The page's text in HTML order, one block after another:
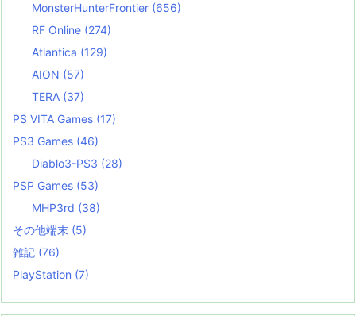
MonsterHunterFrontier (656)
RF Online (274)
Atlantica (129)
AION (57)
TERA (37)
PS VITA Games (17)
PS3 Games (46)
Diablo3-PS3 (28)
PSP Games (53)
MHP3rd (38)
その他端末 (5)
雑記 (76)
PlayStation (7)